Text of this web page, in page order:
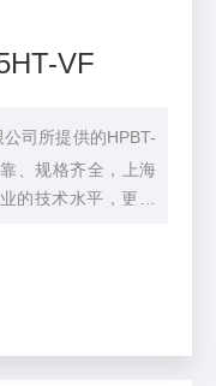
VF
公司所提供的HPBT-
的技术水平，更有